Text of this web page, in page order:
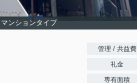
マンションタイプ
管理 / 共益費
礼金
専有面積